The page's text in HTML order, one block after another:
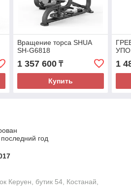
Вращение торса SHUA
SH-G6818
1 357 600₸
Купить
1
год
Керуен, бутик 54, Костанай,